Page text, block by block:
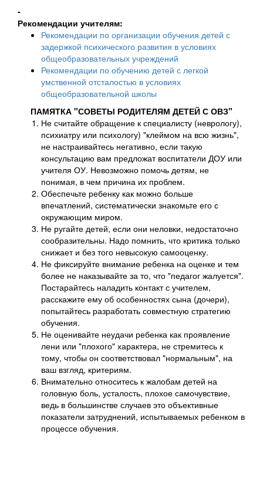
-
Рекомендации учителям:
Рекомендации по организации обучения детей с
задержкой психического развития в условиях
общеобразовательных учреждений
Рекомендации по обучению детей с легкой
умственной отсталостью в условиях
общеобразовательной школы
ПАМЯТКА "СОВЕТЫ РОДИТЕЛЯМ ДЕТЕЙ С ОВЗ"
Не считайте обращение к специалисту (неврологу),
психиатру или психологу) "клеймом на всю жизнь",
не настраивайтесь негативно, если такую
консультацию вам предложат воспитатели ДОУ или
учителя ОУ. Невозможно помочь детям, не
понимая, в чем причина их проблем.
Обеспечьте ребенку как можно больше
впечатлений, систематически знакомьте его с
окружающим миром.
Не ругайте детей, если они неловки, недостаточно
сообразительны. Надо помнить, что критика только
снижает и без того невысокую самооценку.
Не фиксируйте внимание ребенка на оценке и тем
более не наказывайте за то, что "педагог жалуется".
Постарайтесь наладить контакт с учителем,
расскажите ему об особенностях сына (дочери),
попытайтесь разработать совместную стратегию
обучения.
Не оценивайте неудачи ребенка как проявление
лени или "плохого" характера, не стремитесь к
тому, чтобы он соответствовал "нормальным", на
ваш взгляд, критериям.
Внимательно относитесь к жалобам детей на
головную боль, усталость, плохое самочувствие,
ведь в большинстве случаев это объективные
показатели затруднений, испытываемых ребенком в
процессе обучения.